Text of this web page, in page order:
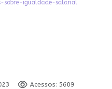
sobre-igualdade-salarial
Acessos: 5609